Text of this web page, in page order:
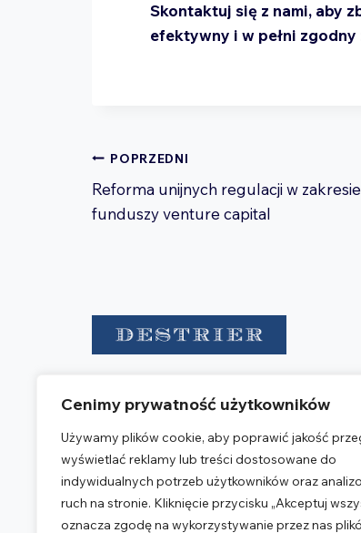
Cenimy prywatność użytkowników
Używamy plików cookie, aby poprawić jakość
wyświetlać reklamy lub treści dostosowane do
indywidualnych potrzeb użytkowników oraz
ruch na stronie. Kliknięcie przycisku „Akceptuj
oznacza zgodę na wykorzystywanie przez nas
Skontaktuj się z nami, aby
efektywny i w pełni
Nawigacja
wpisu
POPRZEDNI
Reforma unijnych regulacji w zakresie
funduszy venture capital
doradczych zapewniających obsługę
w zakresie kancelarii prawnej,
księgowości oraz podatków.
NASZE BIURO
Warsaw Corporate Center